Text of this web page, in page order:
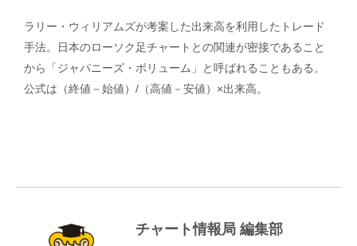
ラリー・ウィリアムズが考案した出来高を利用したトレード
手法。日本のローソク足チャートとの関連が密接であること
から「ジャパニーズ・ボリューム」と呼ばれることもある。
公式は（終値－始値）/（高値－安値）×出来高。
チャート情報局 編集部